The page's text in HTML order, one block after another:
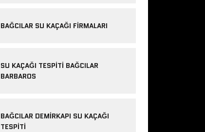
BAĞCILAR SU KAÇAĞI FIRMALARI
SU KAÇAĞI TESPITI BAĞCILAR
BARBAROS
BAĞCILAR DEMIRKAPI SU KAÇAĞI
TESPITI